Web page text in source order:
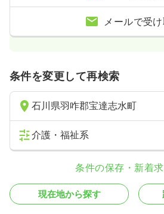
メールで受
条件を変更して再検索
石川県羽咋郡宝達志水町
介護・福祉系
条件の保存・新着
現在地から探す